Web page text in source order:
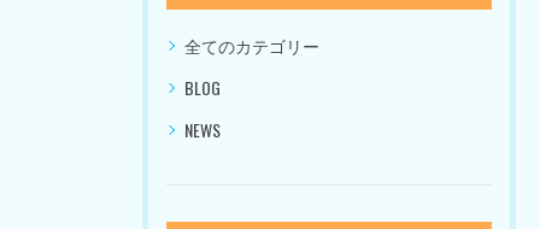
全てのカテゴリー
BLOG
NEWS